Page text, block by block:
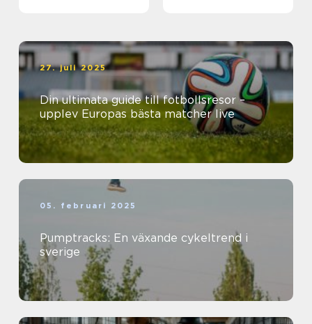
27. juli 2025
Din ultimata guide till fotbollsresor –
upplev Europas bästa matcher live
05. februari 2025
Pumptracks: En växande cykeltrend i
sverige